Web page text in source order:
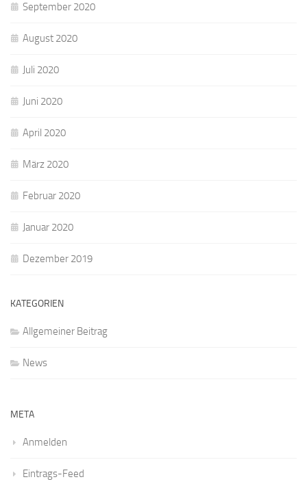
September 2020
August 2020
Juli 2020
Juni 2020
April 2020
März 2020
Februar 2020
Januar 2020
Dezember 2019
KATEGORIEN
Allgemeiner Beitrag
News
META
Anmelden
Eintrags-Feed